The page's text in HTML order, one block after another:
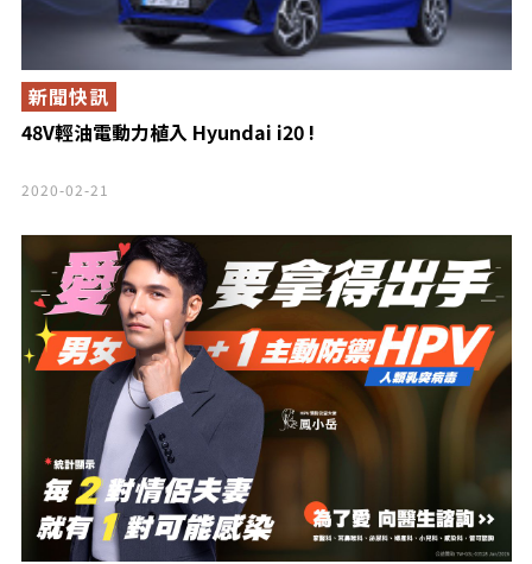
48V輕油電動力植入 Hyundai i20 !
新聞快訊
2020-02-21